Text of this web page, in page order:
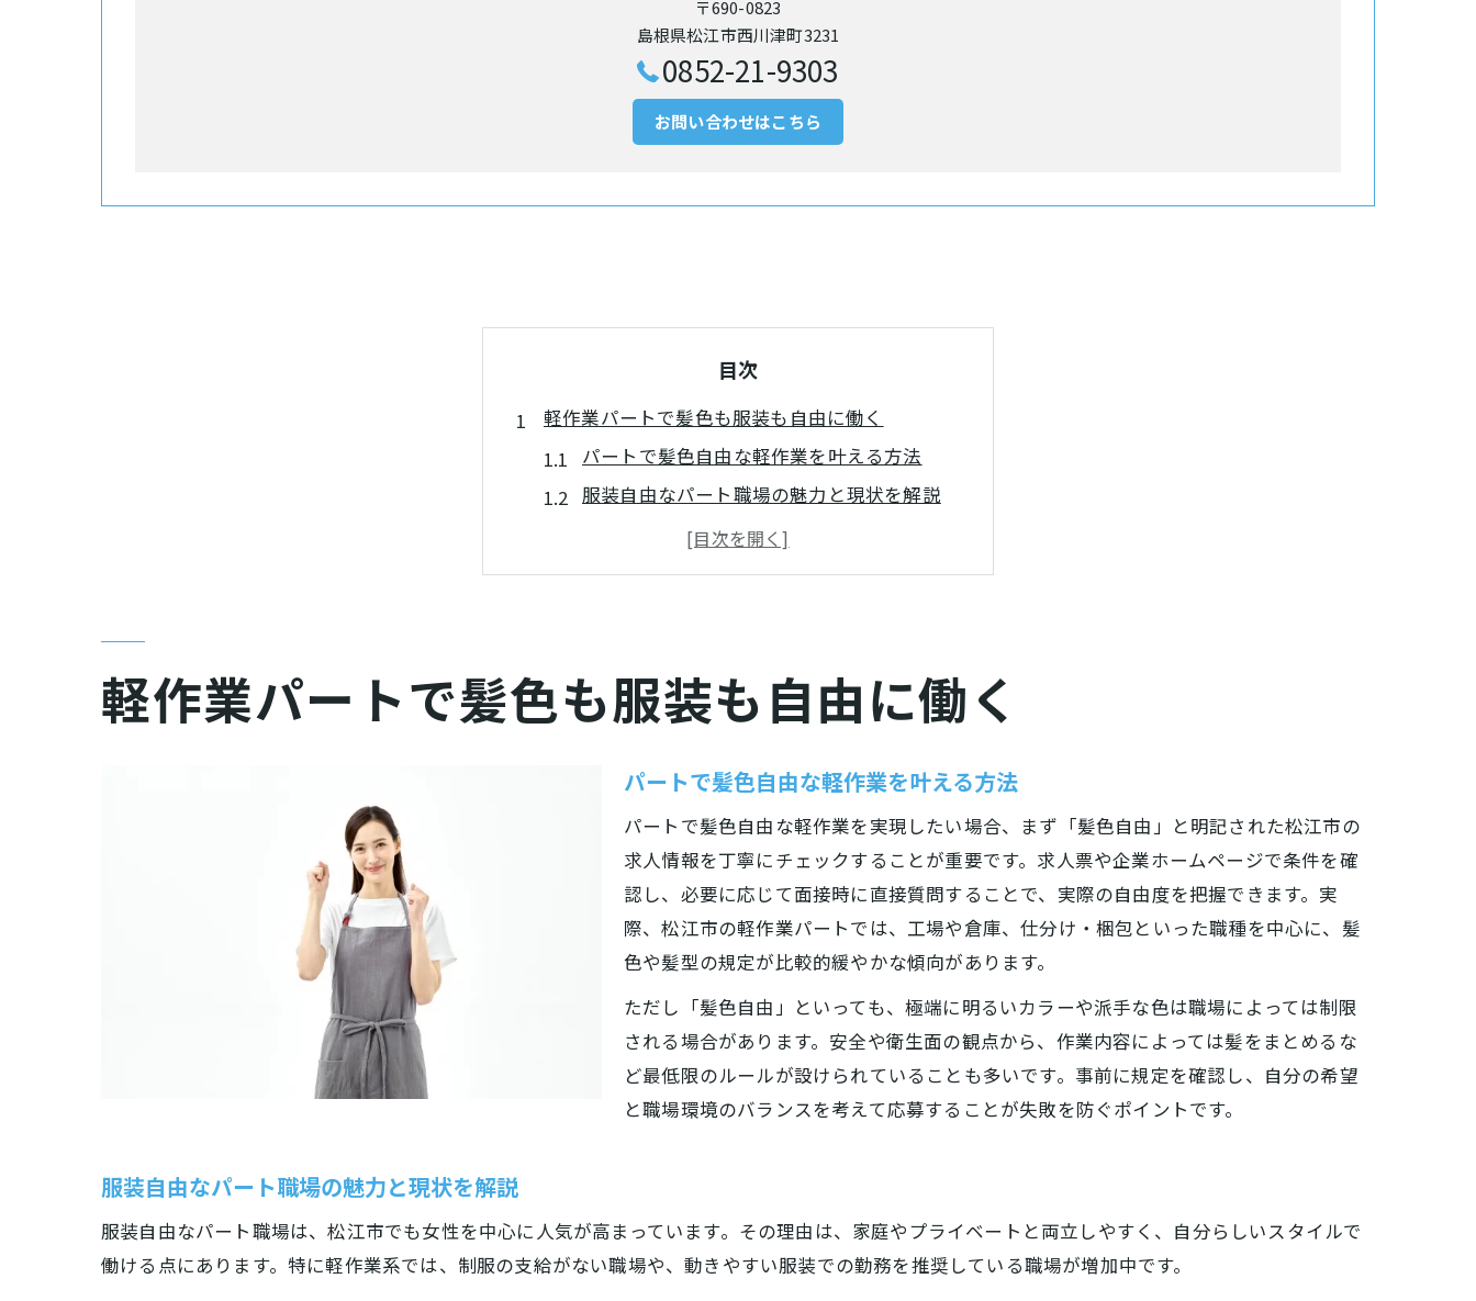
〒690-0823
島根県松江市西川津町3231
0852-21-9303
お問い合わせはこちら
目次
軽作業パートで髪色も服装も自由に働く
パートで髪色自由な軽作業を叶える方法
服装自由なパート職場の魅力と現状を解説
女性に人気のパート自由度が高い理由とは
松江市の軽作業パートで自分らしく働くコツ
パート選びで重視したい自分らしさの条件
髪色自由・服装自由なパート求人の探し方
自分らしく働けるパート求人の見極め方
髪色自由パートで自信を持つためのポイント
働きやすさ重視の女性向けパート特集
パートで働きやすさを実感できる職場の特徴
女性が安心して選べる軽作業パートの魅力
髪色自由なパートでストレスフリーな毎日へ
服装自由な職場で感じる働きやすさの理由
パートで両立しやすい勤務時間の工夫とは
髪色自由な職場なら安心して始められる
軽作業パートで髪色自由が許される基準
女性に優しい髪色自由パートのチェック方法
軽作業パートで髪色も服装も自由に働く
パートで髪色自由な軽作業を叶える方法
パートで髪色自由な軽作業を実現したい場合、まず「髪色自由」と明記された松江市の
求人情報を丁寧にチェックすることが重要です。求人票や企業ホームページで条件を確
認し、必要に応じて面接時に直接質問することで、実際の自由度を把握できます。実
際、松江市の軽作業パートでは、工場や倉庫、仕分け・梱包といった職種を中心に、髪
色や髪型の規定が比較的緩やかな傾向があります。
ただし「髪色自由」といっても、極端に明るいカラーや派手な色は職場によっては制限
される場合があります。安全や衛生面の観点から、作業内容によっては髪をまとめるな
ど最低限のルールが設けられていることも多いです。事前に規定を確認し、自分の希望
と職場環境のバランスを考えて応募することが失敗を防ぐポイントです。
服装自由なパート職場の魅力と現状を解説
服装自由なパート職場は、松江市でも女性を中心に人気が高まっています。その理由は、家庭やプライベートと両立しやすく、自分らしいスタイルで
働ける点にあります。特に軽作業系では、制服の支給がない職場や、動きやすい服装での勤務を推奨している職場が増加中です。